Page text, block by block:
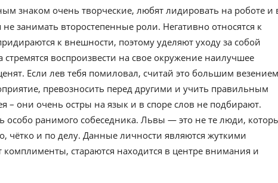
знаком очень творческие, любят лидировать на роботе и
не занимать второстепенные роли. Негативно относятся к
к внешности, поэтому уделяют уходу за собой
воспроизвести на свое окружение наилучшее
Если лев тебя помиловал, считай это большим
превозносить перед другими и учить правильным
– они очень остры на язык и в споре слов не подбирают.
особо ранимого собеседника. Львы — это не те люди,
чётко и по делу. Данные личности являются жуткими
стараются находится в центре внимания и